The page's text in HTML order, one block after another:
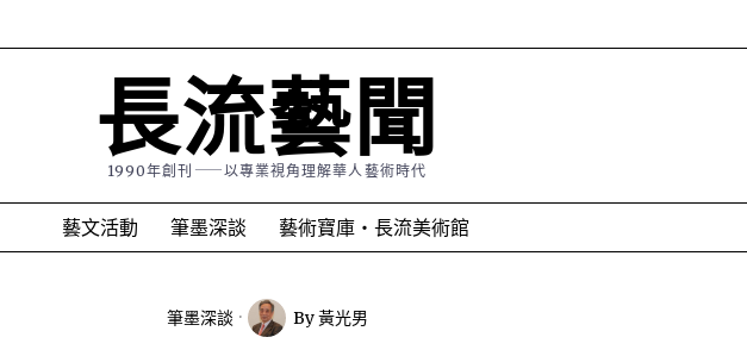
長流藝聞
1990年創刊⸺以專業視角理解華人藝術時代
藝文活動 筆墨深談 藝術寶庫・長流美術館
筆墨深談 By黃光男